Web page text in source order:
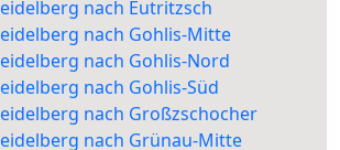
nach Eutritzsch
nach Gohlis-Mitte
nach Gohlis-Nord
nach Gohlis-Süd
nach Großzschocher
nach Grünau-Mitte